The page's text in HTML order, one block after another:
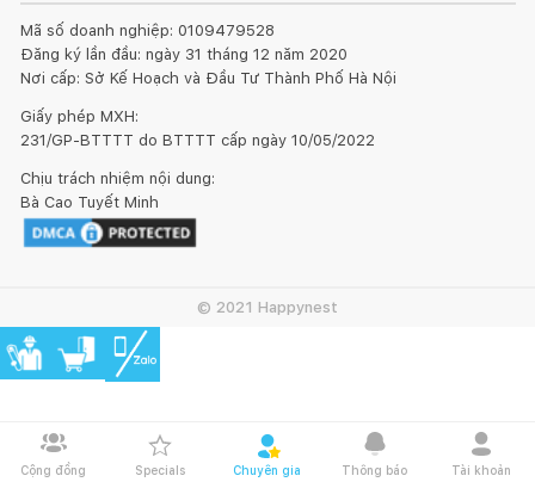
Cộng đồng Specials Chuyên gia Thông báo Tài khoản
Mã số doanh nghiệp: 0109479528
Đăng ký lần đầu: ngày 31 tháng 12 năm 2020
Nơi cấp: Sở Kế Hoạch và Đầu Tư Thành Phố Hà Nội
Giấy phép MXH:
231/GP-BTTTT do BTTTT cấp ngày 10/05/2022
Chịu trách nhiệm nội dung:
Bà Cao Tuyết Minh
© 2021 Happynest